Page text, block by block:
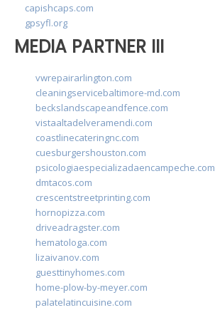
capishcaps.com
gpsyfl.org
MEDIA PARTNER III
vwrepairarlington.com
cleaningservicebaltimore-md.com
beckslandscapeandfence.com
vistaaltadelveramendi.com
coastlinecateringnc.com
cuesburgershouston.com
psicologiaespecializadaencampeche.com
dmtacos.com
crescentstreetprinting.com
hornopizza.com
driveadragster.com
hematologa.com
lizaivanov.com
guesttinyhomes.com
home-plow-by-meyer.com
palatelatincuisine.com